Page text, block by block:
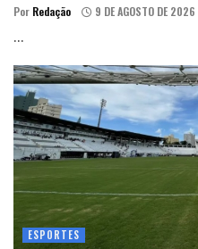
Por Redação 9 DE AGOSTO DE 2026
...
ESPORTES